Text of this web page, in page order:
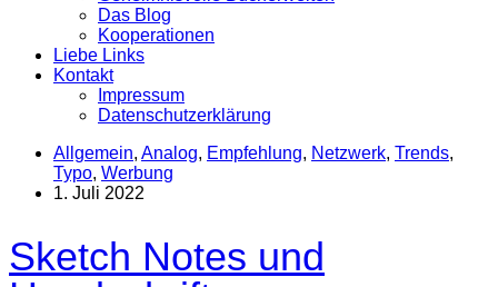
Das Blog
Kooperationen
Liebe Links
Kontakt
Impressum
Datenschutzerklärung
Allgemein, Analog, Empfehlung, Netzwerk, Trends,
Typo, Werbung
1. Juli 2022
Sketch Notes und